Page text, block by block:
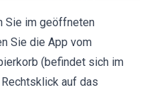
Sie im geöffneten
Sie die App vom
(befindet sich im
Rechtsklick auf das